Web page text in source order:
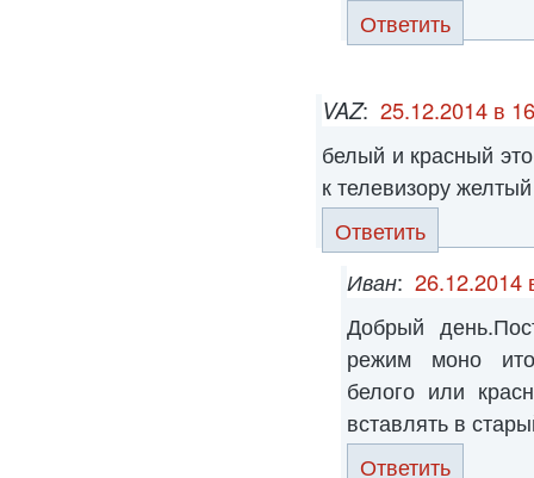
Ответить
VAZ: 25.12.2014 в
белый и красный
к телевизору
Ответить
Иван: 26.12.2014
Добрый
режим моно
белого или
вставлять в
Ответить